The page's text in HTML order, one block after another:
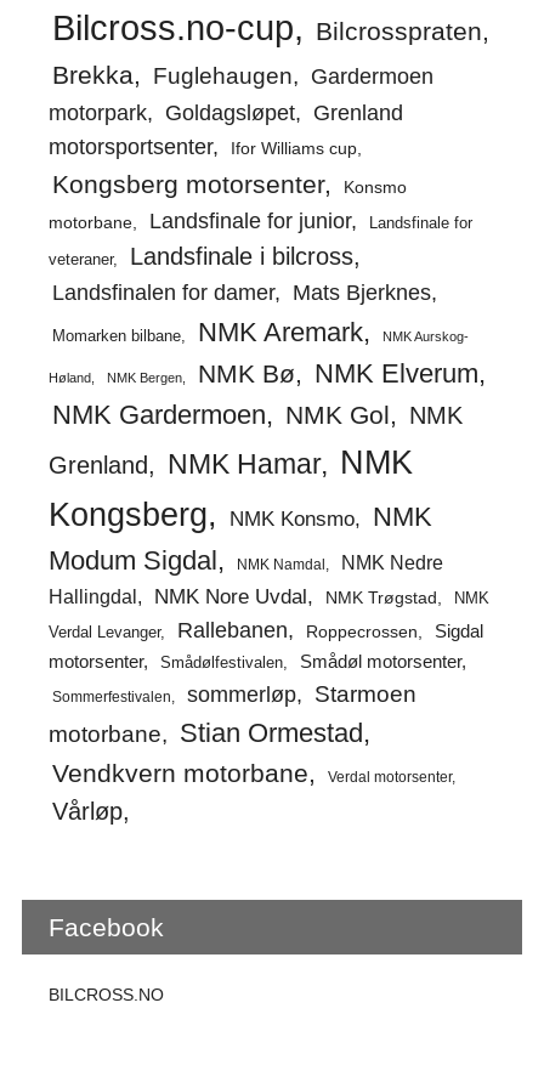
Bilcross.no-cup
Bilcrosspraten
Brekka
Fuglehaugen
Gardermoen
motorpark
Goldagsløpet
Grenland
motorsportsenter
Ifor Williams cup
Kongsberg motorsenter
Konsmo
motorbane
Landsfinale for junior
Landsfinale for
veteraner
Landsfinale i bilcross
Landsfinalen for damer Mats Bjerknes
Momarken bilbane NMK Aremark NMK Aurskog-
Høland NMK Bergen NMK Bø NMK Elverum
NMK Gardermoen NMK Gol
NMK
Grenland
NMK Hamar
NMK
Kongsberg
NMK Konsmo
NMK
Modum Sigdal
NMK Namdal
NMK Nedre
Hallingdal
NMK Nore Uvdal NMK Trøgstad
NMK
Verdal Levanger
Rallebanen Roppecrossen
Sigdal
motorsenter
Smådølfestivalen Smådøl motorsenter
Sommerfestivalen sommerløp
Starmoen
motorbane
Stian Ormestad
Vendkvern motorbane Verdal motorsenter
Vårløp
Facebook
BILCROSS.NO